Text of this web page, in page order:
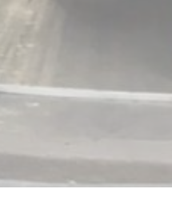
в новом окне))
в новом окне))